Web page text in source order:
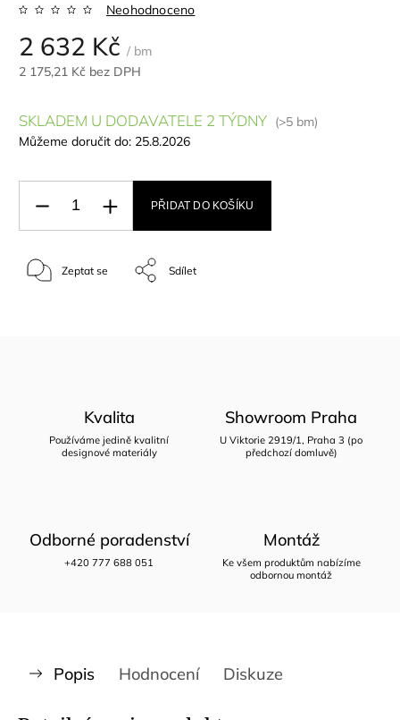
Neohodnoceno
2 632 Kč / bm
2 175,21 Kč bez DPH
SKLADEM U DODAVATELE 2 TÝDNY (>5 bm)
Můžeme doručit do: 25.8.2026
PŘIDAT DO KOŠÍKU
Zeptat se Sdílet
Kvalita
Používáme jedině kvalitní
designové materiály
Showroom Praha
U Viktorie 2919/1, Praha 3 (po
předchozí domluvě)
Odborné poradenství
+420 777 688 051
Montáž
Ke všem produktům nabízíme
odbornou montáž
Popis Hodnocení Diskuze